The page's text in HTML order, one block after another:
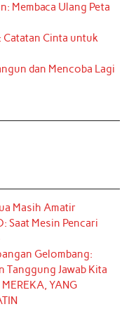
Membaca Ulang Peta
Catatan Cinta untuk
dan Mencoba Lagi
Masih Amatir
Saat Mesin Pencari
Gelombang:
Tanggung Jawab Kita
YANG